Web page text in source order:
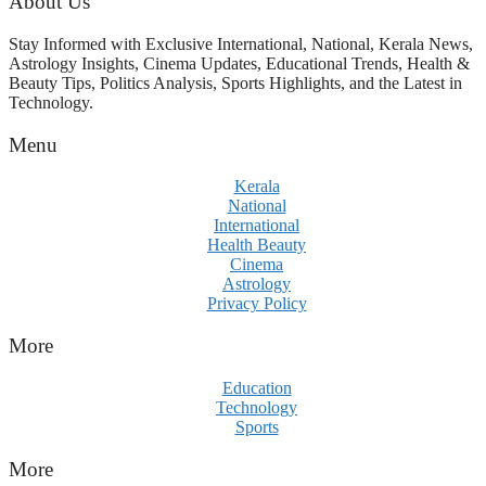
പരിശോധിക്കുമോ? കേന്ദ്രത്തിനും
ഘടകത്തോട് അതൃപ്തി
Stay Informed with Exclusive International, National, Kerala News,
Astrology Insights, Cinema Updates, Educational Trends, Health &
Beauty Tips, Politics Analysis, Sports Highlights, and the Latest in
Technology.
Menu
Kerala
National
International
Health Beauty
Cinema
Astrology
Privacy Policy
More
Education
Technology
Sports
More